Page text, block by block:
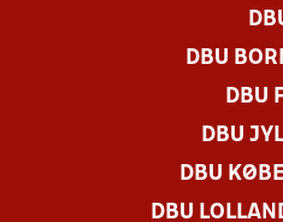
DBU
DBU
DBU
DBU
DBU